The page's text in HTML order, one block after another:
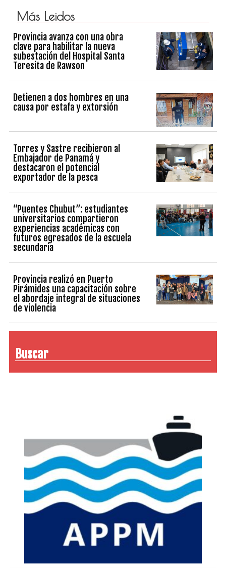
Más Leidos
Provincia avanza con una obra
clave para habilitar la nueva
subestación del Hospital Santa
Teresita de Rawson
Detienen a dos hombres en una
causa por estafa y extorsión
Torres y Sastre recibieron al
Embajador de Panamá y
destacaron el potencial
exportador de la pesca
“Puentes Chubut”: estudiantes
universitarios compartieron
experiencias académicas con
futuros egresados de la escuela
secundaria
Provincia realizó en Puerto
Pirámides una capacitación sobre
el abordaje integral de situaciones
de violencia
Buscar